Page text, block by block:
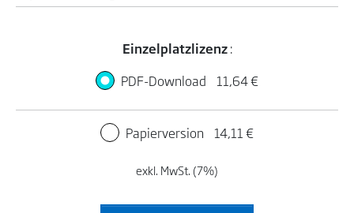
Einzelplatzlizenz:
PDF-Download
11,64 €
Papierversion 14,11 €
exkl. MwSt. (7%)